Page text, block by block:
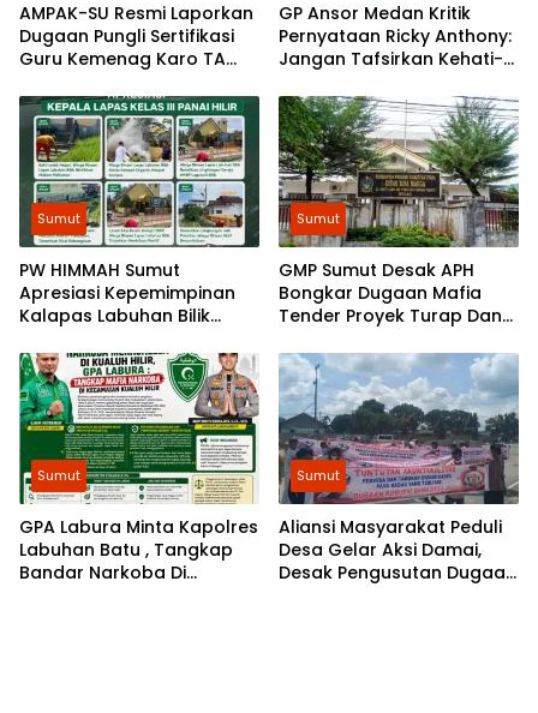
AMPAK-SU Resmi Laporkan
Dugaan Pungli Sertifikasi
Guru Kemenag Karo TA
GP Ansor Medan Kritik
Pernyataan Ricky Anthony:
Jangan Tafsirkan Kehati-
Arogansi
Sumut
​PW HIMMAH Sumut
Apresiasi Kepemimpinan
Kalapas Labuhan Bilik
Pemasyarakatan Humanis
Sumut
GMP Sumut Desak APH
Bongkar Dugaan Mafia
Tender Proyek Turap Dan
SMSL dalam Peredaman
Aksi Mahasiswa Diminta
Diusut
Sumut
GPA Labura Minta Kapolres
Labuhan Batu , Tangkap
Bandar Narkoba Di
Sumut
Aliansi Masyarakat Peduli
Desa Gelar Aksi Damai,
Desak Pengusutan Dugaan